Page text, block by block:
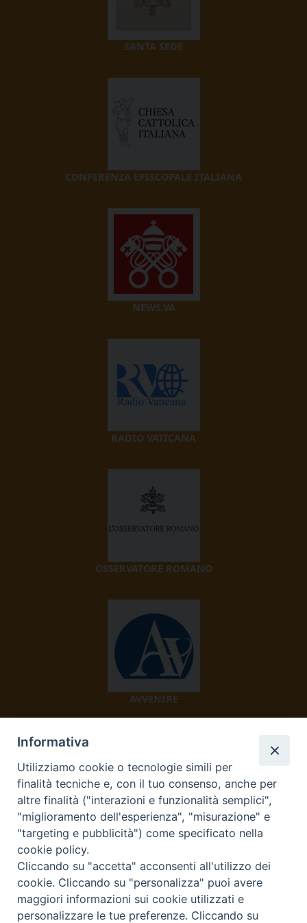
SANTA SEDE
CONFERENZA EPISCOPALE ITALIANA
NEWS.VA
RADIO VATICANA
OSSERVATORE ROMANO
AVVENIRE
TV 2000
Diocesi di Ivrea
Informativa
Utilizziamo cookie o tecnologie simili per
finalità tecniche e, con il tuo consenso, anche per
altre finalità ("interazioni e funzionalità semplici",
"miglioramento dell'esperienza", "misurazione" e
"targeting e pubblicità") come specificato nella
cookie policy.
Cliccando su "accetta" acconsenti all'utilizzo dei
cookie. Cliccando su "personalizza" puoi avere
maggiori informazioni sui cookie utilizzati e
personalizzare le tue preferenze. Cliccando su